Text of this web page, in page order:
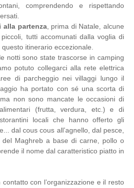
comprendendo e rispettando
partenza, prima di Natale, alcune
tutti accomunati dalla voglia di
itinerario eccezionale.
notti sono state trascorse in camping
potuto collegarci alla rete elettrica
di parcheggio nei villaggi lungo il
ha portato con sé una scorta di
non sono mancate le occasioni di
(frutta, verdura, etc.) e di
locali che hanno offerto gli
dal cous cous all’agnello, dal pesce,
Maghreb a base di carne, pollo o
il nome dal caratteristico piatto in
con l’organizzazione e il resto